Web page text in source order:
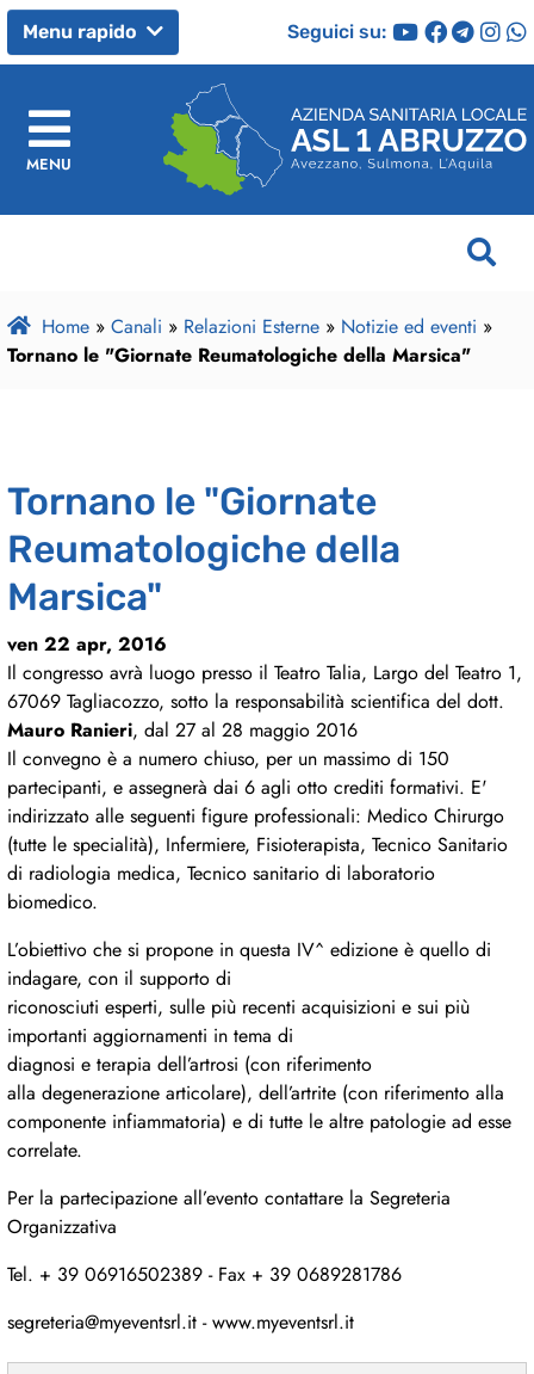
Menu rapido Seguici su:
MENU
Home » Canali » Relazioni Esterne » Notizie ed eventi »
Tornano le "Giornate Reumatologiche della Marsica"
Tornano le "Giornate
Reumatologiche della
Marsica"
ven 22 apr, 2016
Il congresso avrà luogo presso il Teatro Talia, Largo del Teatro 1,
67069 Tagliacozzo, sotto la responsabilità scientifica del dott.
Mauro Ranieri, dal 27 al 28 maggio 2016
Il convegno è a numero chiuso, per un massimo di 150
partecipanti, e assegnerà dai 6 agli otto crediti formativi. E'
indirizzato alle seguenti figure professionali: Medico Chirurgo
(tutte le specialità), Infermiere, Fisioterapista, Tecnico Sanitario
di radiologia medica, Tecnico sanitario di laboratorio
biomedico.
L’obiettivo che si propone in questa IV^ edizione è quello di
indagare, con il supporto di
riconosciuti esperti, sulle più recenti acquisizioni e sui più
importanti aggiornamenti in tema di
diagnosi e terapia dell’artrosi (con riferimento
alla degenerazione articolare), dell’artrite (con riferimento alla
componente infiammatoria) e di tutte le altre patologie ad esse
correlate.
Per la partecipazione all’evento contattare la Segreteria
Organizzativa
Tel. + 39 06916502389 - Fax + 39 0689281786
segreteria@myeventsrl.it - www.myeventsrl.it